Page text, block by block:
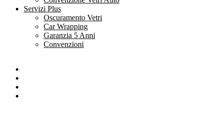
Servizi Plus
Oscuramento Vetri
Car Wrapping
Garanzia 5 Anni
Convenzioni